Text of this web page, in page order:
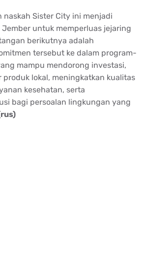
naskah Sister City ini menjadi
untuk memperluas jejaring
berikutnya adalah
tersebut ke dalam program-
mampu mendorong investasi,
produk lokal, meningkatkan kualitas
kesehatan, serta
bagi persoalan lingkungan yang